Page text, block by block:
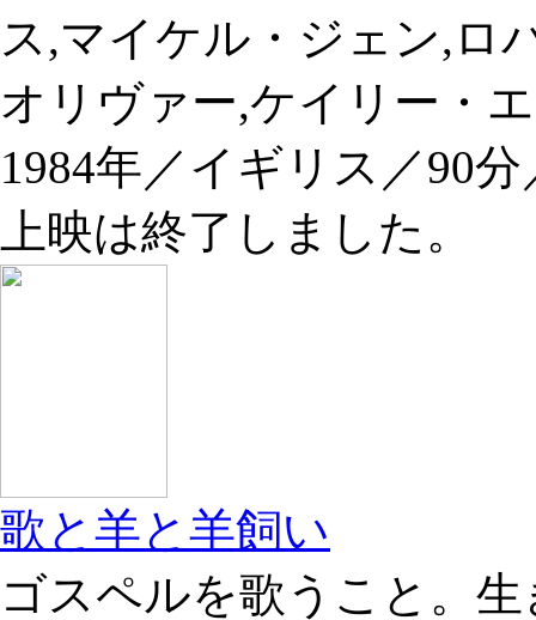
ス,マイケル・ジェン,ロ
オリヴァー,ケイリー・
1984年／イギリス／90
上映は終了しました。
歌と羊と羊飼い
ゴスペルを歌うこと。